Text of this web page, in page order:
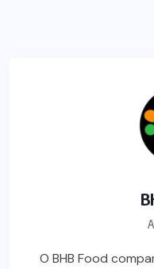
O BHB Food